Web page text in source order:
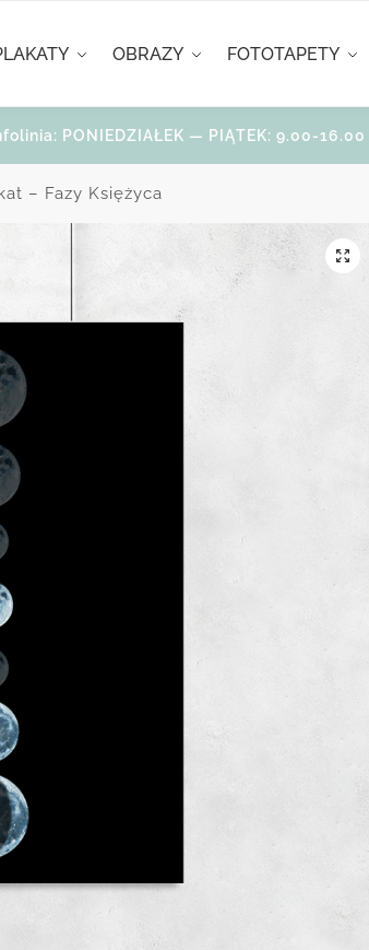
OBRAZY FOTOTAPETY
PONIEDZIAŁEK — PIĄTEK: 9.00-16.00
– Fazy Księżyca